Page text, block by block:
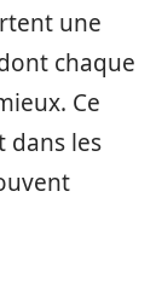
une
chaque
Ce
dans les